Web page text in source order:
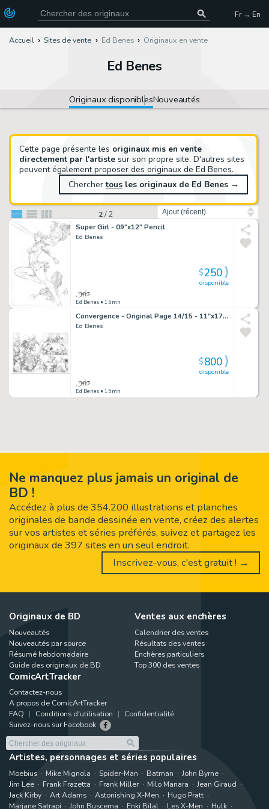
Fr → En
Accueil Sites de vente Ed Benes Originaux en vente
Ed Benes
Originaux disponiblesNouveautés
2/2
Cette page présente les originaux mis en vente
directement par l'artistesur son propre site. D'autres sites
peuvent également proposer des originaux de Ed Benes.
Cherchertousles originaux de Ed Benes→
Super Girl - 09"x12" Pencil
Ed Benes
Ed Benes • 15mn
disponible
$250
Convergence - Original Page 14/15 - 11"x17" Pencil
Ed Benes
Ed Benes • 15mn
disponible
$800
Ne manquez plus jamais un original de
BD !
Accédez à plus de 354.200 illustrations et planches
originales de bande dessinée en vente, créez des alertes
sur vos artistes et séries préférés, suivez et partagez les
originaux de 397 sites en un seul endroit.
Inscrivez-vous, c'est gratuit ! →
Originaux de BD
Nouveautés
Nouveautés par source
Résumé hebdomadaire
Guide des originaux de BD
Ventes aux enchères
Calendrier des ventes
Résultats des ventes
Enchères particuliers
Top 300 des ventes
ComicArtTracker
Contactez-nous
A propos de ComicArtTracker
FAQ
Conditions d'utilisation
Confidentialité
Suivez-nous sur Facebook
Artistes, personnages et séries populaires
Moebius Mike Mignola Spider-Man Batman
John Byrne
Jim Lee
Frank Frazetta Frank Miller Milo Manara
Jean Giraud
Jack Kirby
Art Adams Astonishing X-Men
Hugo Pratt
Marjane Satrapi
John Buscema Enki Bilal Les X-Men Hulk